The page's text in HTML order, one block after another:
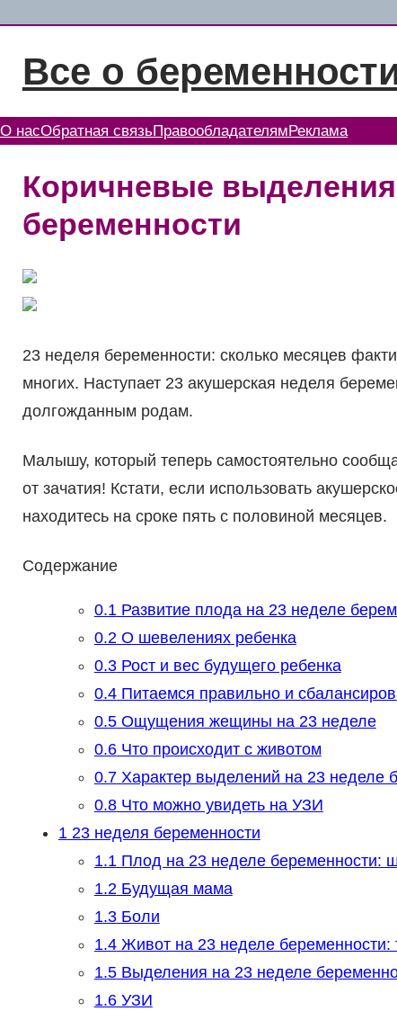
содержимому
Все о
О насОбратная связьПравообладателям Реклама
Коричневые
беременности
23 неделя беременности: сколько месяцев
многих. Наступает 23 акушерская неделя
долгожданным родам.
Малышу, который теперь самостоятельно
от зачатия! Кстати, если использовать
находитесь на сроке пять с половиной месяцев.
Содержание
0.1Развитие плода на 23 неделе
0.2О шевелениях ребенка
0.3Рост и вес будущего ребенка
0.4Питаемся правильно и
0.5Ощущения жещины на 23 неделе
0.6Что происходит с животом
0.7Характер выделений на 23 неделе
0.8Что можно увидеть на УЗИ
123 неделя беременности
1.1Плод на 23 неделе беременности:
1.2Будущая мама
1.3Боли
1.4Живот на 23 неделе беременности:
1.5Выделения на 23 неделе
1.6УЗИ